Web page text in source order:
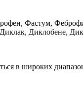
Фастум,
Диклобене,
в широких